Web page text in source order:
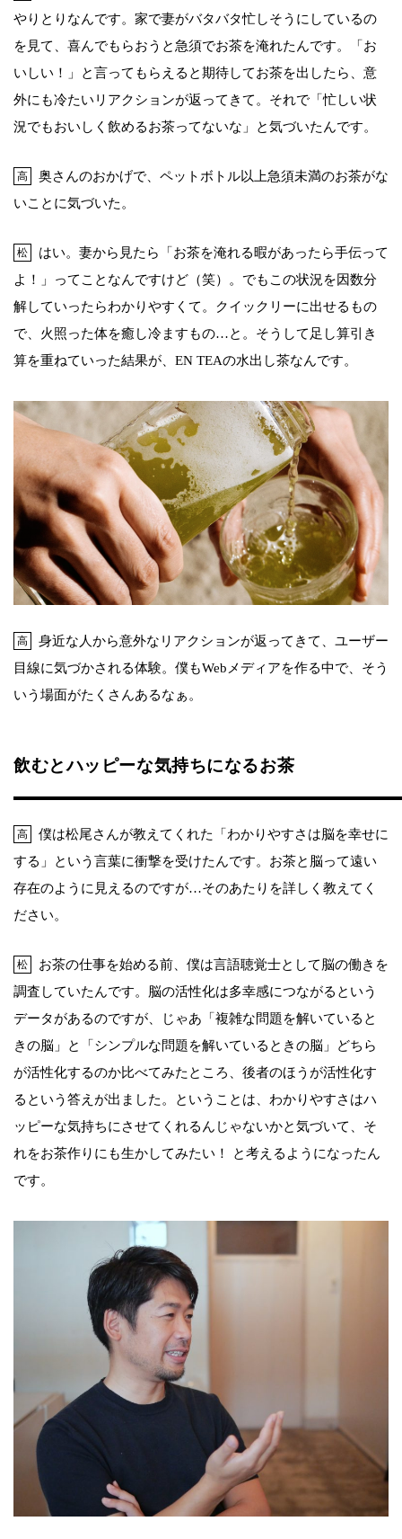
やりとりなんです。家で妻がバタバタ忙しそうにしているの
を見て、喜んでもらおうと急須でお茶を淹れたんです。「お
いしい！」と言ってもらえると期待してお茶を出したら、意
外にも冷たいリアクションが返ってきて。それで「忙しい状
況でもおいしく飲めるお茶ってないな」と気づいたんです。
高
奥さんのおかげで、ペットボトル以上急須未満のお茶がな
いことに気づいた。
松
はい。妻から見たら「お茶を淹れる暇があったら手伝って
よ！」ってことなんですけど（笑）。でもこの状況を因数分
解していったらわかりやすくて。クイックリーに出せるもの
で、火照った体を癒し冷ますもの…と。そうして足し算引き
算を重ねていった結果が、EN TEAの水出し茶なんです。
高
身近な人から意外なリアクションが返ってきて、ユーザー
目線に気づかされる体験。僕もWebメディアを作る中で、そう
いう場面がたくさんあるなぁ。
飲むとハッピーな気持ちになるお茶
高
僕は松尾さんが教えてくれた「わかりやすさは脳を幸せに
する」という言葉に衝撃を受けたんです。お茶と脳って遠い
存在のように見えるのですが…そのあたりを詳しく教えてく
ださい。
松
お茶の仕事を始める前、僕は言語聴覚士として脳の働きを
調査していたんです。脳の活性化は多幸感につながるという
データがあるのですが、じゃあ「複雑な問題を解いていると
きの脳」と「シンプルな問題を解いているときの脳」どちら
が活性化するのか比べてみたところ、後者のほうが活性化す
るという答えが出ました。ということは、わかりやすさはハ
ッピーな気持ちにさせてくれるんじゃないかと気づいて、そ
れをお茶作りにも生かしてみたい！ と考えるようになったん
です。